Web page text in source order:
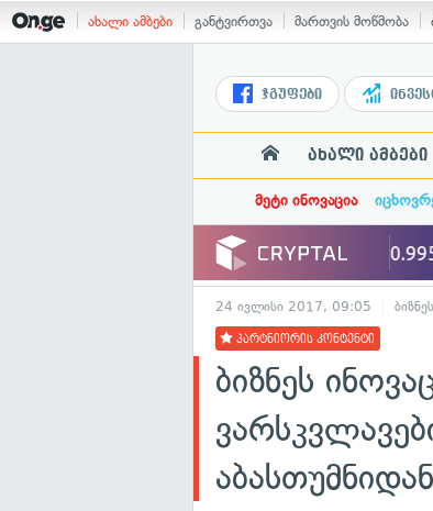
ახალი ამბები განტვირთვა მართვის მოწმობა
ჯგუფები
ახალი ამბები
მეტი ინოვაცია
24 ივლისი 2017, 09:05
პარტნიორის კონტენტი
ბიზნეს
აბასთუმნიდან